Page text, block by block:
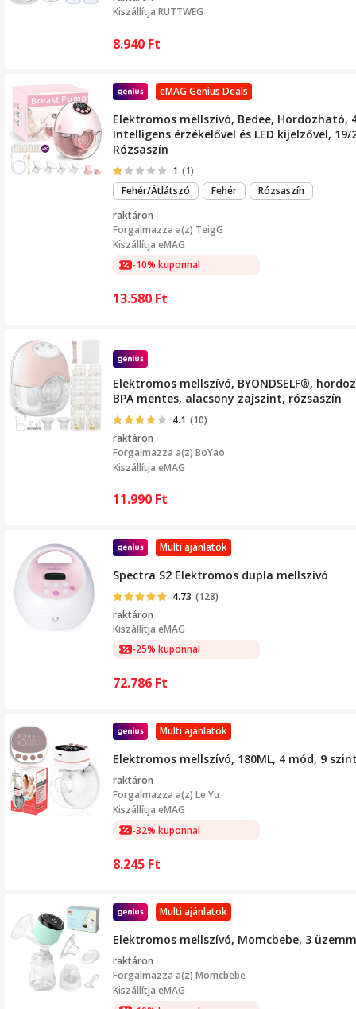
Kiszállítja RUTTWEG
8.940 Ft
eMAG Genius Deals
Elektromos mellszívó, Bedee,
Intelligens érzékelővel és LED kijelzővel,
Rózsaszín
1 (1)
Fehér/Átlátszó
Fehér
Rózsaszín
raktáron
Forgalmazza a(z) TeigG
Kiszállítja eMAG
-10% kuponnal
13.580 Ft
Elektromos mellszívó, BYONDSELF®,
BPA mentes, alacsony zajszint, rózsaszín
4.1 (10)
raktáron
Forgalmazza a(z) BoYao
Kiszállítja eMAG
11.990 Ft
Multi ajánlatok
Spectra S2 Elektromos dupla mellszívó
4.73 (128)
raktáron
Kiszállítja eMAG
-25% kuponnal
72.786 Ft
Multi ajánlatok
Elektromos mellszívó, 180ML, 4 mód, 9
raktáron
Forgalmazza a(z) Le Yu
Kiszállítja eMAG
-32% kuponnal
8.245 Ft
Multi ajánlatok
Elektromos mellszívó, Momcbebe, 3
raktáron
Forgalmazza a(z) Momcbebe
Kiszállítja eMAG